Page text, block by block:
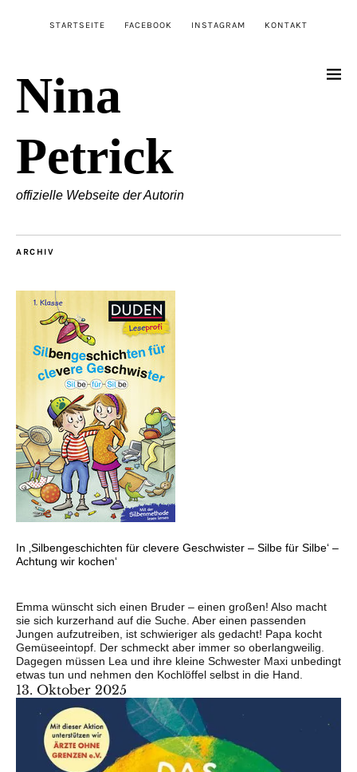
STARTSEITE FACEBOOK INSTAGRAM KONTAKT
Nina
Petrick
offizielle Webseite der Autorin
ARCHIV
In ‚Silbengeschichten für clevere Geschwister – Silbe für Silbe‘ –
Achtung wir kochen‘
Emma wünscht sich einen Bruder – einen großen! Also macht
sie sich kurzerhand auf die Suche. Aber einen passenden
Jungen aufzutreiben, ist schwieriger als gedacht! Papa kocht
Gemüseeintopf. Der schmeckt aber immer so oberlangweilig.
Dagegen müssen Lea und ihre kleine Schwester Maxi unbedingt
etwas tun und nehmen den Kochlöffel selbst in die Hand.
13. Oktober 2025